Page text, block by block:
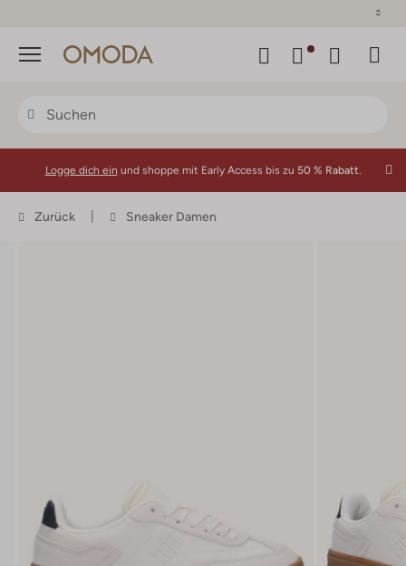
Menü
Logge dich ein und shoppe mit Early Access bis zu 50 % Rabatt.
Zurück Sneaker Damen